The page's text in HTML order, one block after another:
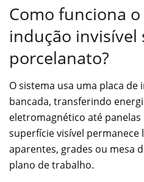
Como funciona
indução invisível
porcelanato?
O sistema usa uma placa de
bancada, transferindo
eletromagnético até panelas
superfície visível permanece
aparentes, grades ou mesa
plano de trabalho.